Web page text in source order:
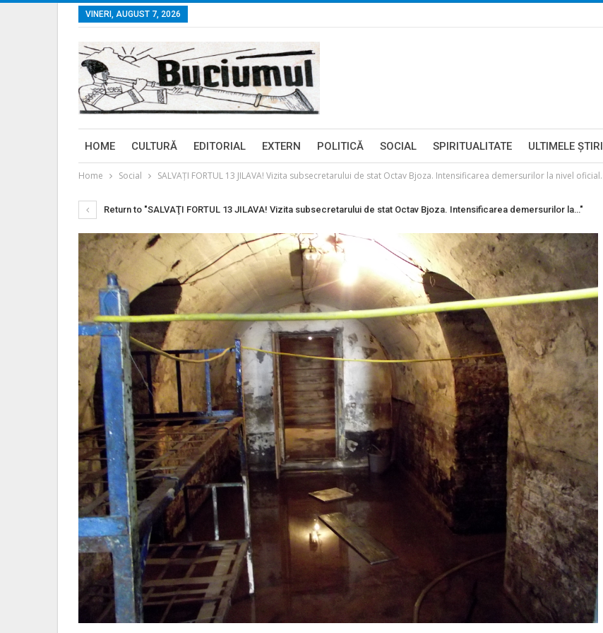
VINERI, AUGUST 7, 2026
HOME CULTURĂ EDITORIAL EXTERN POLITICĂ SOCIAL SPIRITUALITATE ULTIMELE ŞTIRI
Home Social SALVAŢI FORTUL 13 JILAVA! Vizita subsecretarului de stat Octav Bjoza. Intensificarea demersurilor la nivel oficial.
Return to "SALVAŢI FORTUL 13 JILAVA! Vizita subsecretarului de stat Octav Bjoza. Intensificarea demersurilor la…"